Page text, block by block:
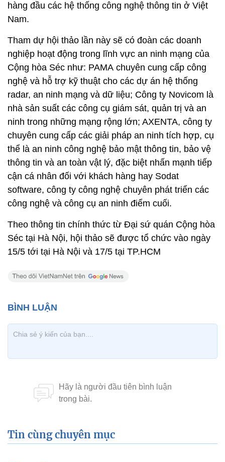
hàng đầu các hệ thống công nghệ thông tin ở Việt
Nam.
Tham dự hội thảo lần này sẽ có đoàn các doanh
nghiệp hoạt động trong lĩnh vực an ninh mạng của
Cộng hòa Séc như: PAMA chuyên cung cấp công
nghệ và hỗ trợ kỹ thuật cho các dự án hệ thống
radar, an ninh mạng và dữ liệu; Công ty Novicom là
nhà sản suất các công cụ giám sát, quản trị và an
ninh trong những mạng rộng lớn; AXENTA, công ty
chuyên cung cấp các giải pháp an ninh tích hợp, cụ
thể là an ninh công nghệ bảo mật thông tin, bảo vệ
thông tin và an toàn vật lý, đặc biệt nhấn mạnh tiếp
cận cá nhân đối với khách hàng hay Sodat
software, công ty công nghệ chuyên phát triển các
công nghệ và công cụ an ninh điểm cuối.
Theo thông tin chính thức từ Đại sứ quán Cộng hòa
Séc tại Hà Nội, hội thảo sẽ được tổ chức vào ngày
15/5 tới tại Hà Nội và 17/5 tại TP.HCM
Tin cùng chuyên mục